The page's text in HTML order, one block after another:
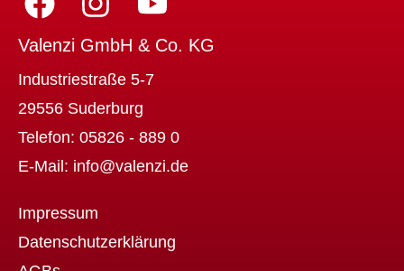
Valenzi GmbH & Co. KG
Industriestraße 5-7
29556 Suderburg
Telefon: 05826 - 889 0
E-Mail: info@valenzi.de
Impressum
Datenschutzerklärung